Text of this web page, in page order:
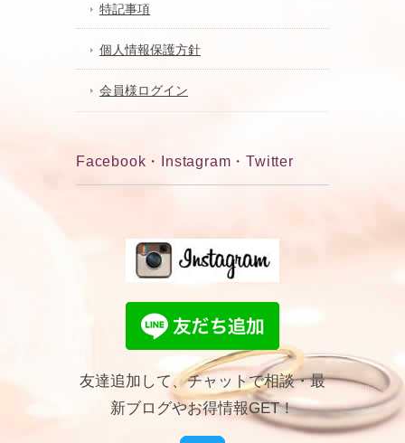
特記事項
個人情報保護方針
会員様ログイン
Facebook・Instagram・Twitter
友達追加して、チャットで相談・最
新ブログやお得情報GET！